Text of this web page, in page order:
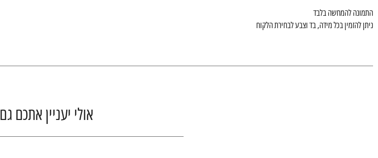
התמונה להמחשה בלבד
ניתן להזמין בכל מידה, בד וצבע לבחירת הלקוח
אולי יעניין אתכם גם